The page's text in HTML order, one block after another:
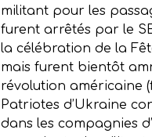
militant pour les
furent arrêtés par le
la célébration de la
mais furent bientôt
révolution américaine
Patriotes d’Ukraine
dans les compagnies